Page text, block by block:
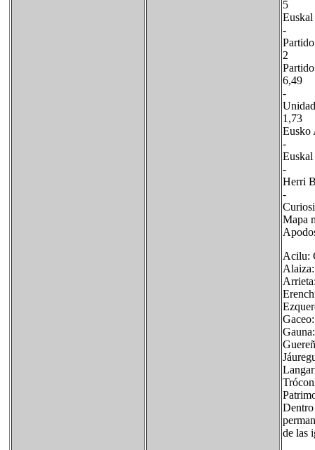
5
-
2
-
-
-
-
Mapa
Acilu:
Dentro
de las